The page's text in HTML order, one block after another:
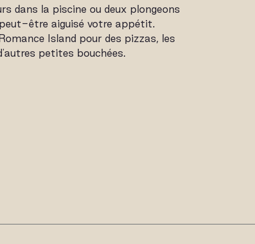
dans la piscine ou deux plongeons
peut-être aiguisé votre appétit.
Island pour des pizzas, les
petites bouchées.